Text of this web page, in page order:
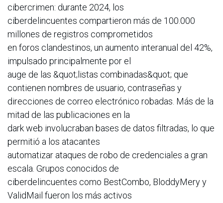
cibercrimen: durante 2024, los
ciberdelincuentes compartieron más de 100.000
millones de registros comprometidos
en foros clandestinos, un aumento interanual del 42%,
impulsado principalmente por el
auge de las &quot;listas combinadas&quot; que
contienen nombres de usuario, contraseñas y
direcciones de correo electrónico robadas. Más de la
mitad de las publicaciones en la
dark web involucraban bases de datos filtradas, lo que
permitió a los atacantes
automatizar ataques de robo de credenciales a gran
escala. Grupos conocidos de
ciberdelincuentes como BestCombo, BloddyMery y
ValidMail fueron los más activos